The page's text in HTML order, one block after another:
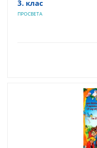
3. клас
ПРОСВЕТА